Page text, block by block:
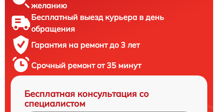
желанию
Бесплатный выезд курьера в день
обращения
Гарантия на ремонт до 3 лет
Срочный ремонт от 35 минут
Бесплатная консультация со
специалистом